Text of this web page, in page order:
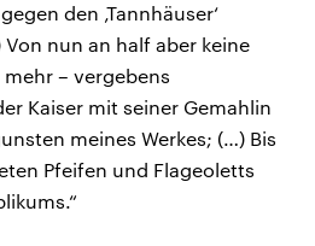
den ‚Tannhäuser‘
nun an half aber keine
– vergebens
Kaiser mit seiner Gemahlin
meines Werkes; (…) Bis
Pfeifen und Flageoletts